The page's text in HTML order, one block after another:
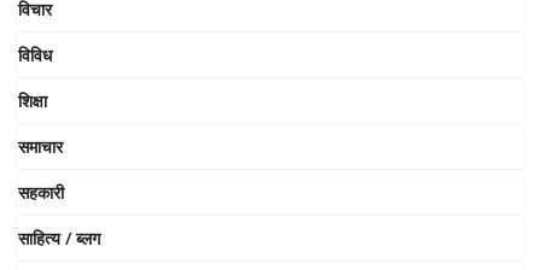
विचार
विविध
शिक्षा
समाचार
सहकारी
साहित्य / ब्लग